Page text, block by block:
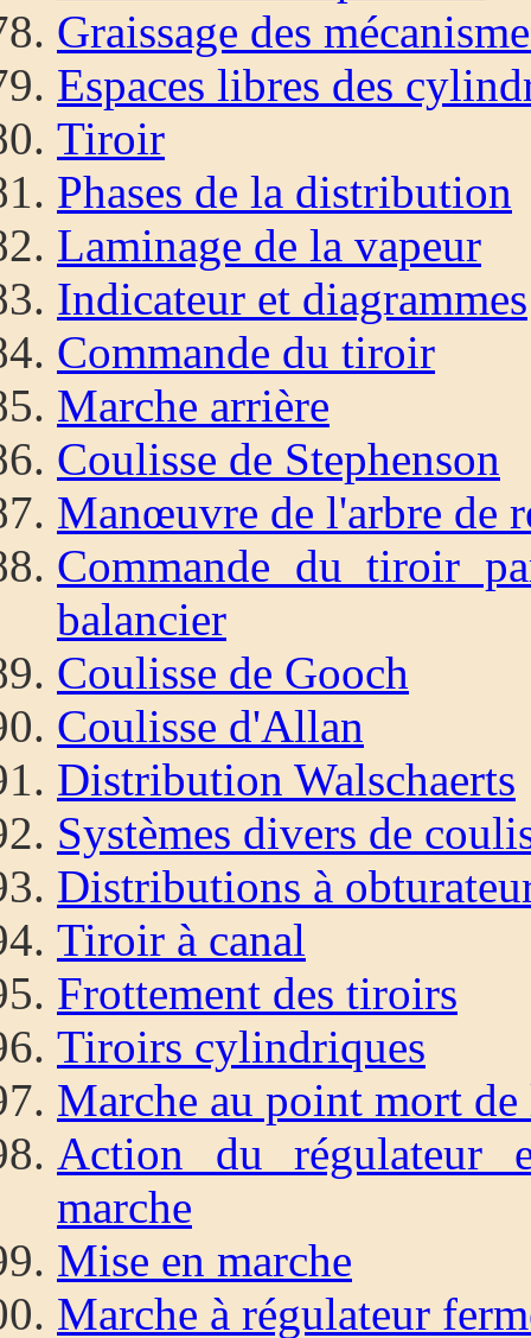
Graissage des
Espaces libres des
Tiroir
Phases de la distribution
Laminage de la vapeur
Indicateur et diagrammes
Commande du tiroir
Marche arrière
Coulisse de Stephenson
Manœuvre de l'arbre de
Commande du tiroir
balancier
Coulisse de Gooch
Coulisse d'Allan
Distribution Walschaerts
Systèmes divers de
Distributions à
Tiroir à canal
Frottement des tiroirs
Tiroirs cylindriques
Marche au point mort
Action du régulateur
marche
Mise en marche
Marche à régulateur